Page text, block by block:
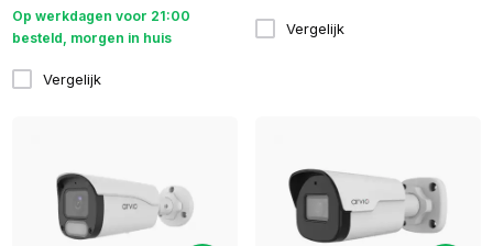
Op werkdagen voor 21:00
besteld, morgen in huis
Vergelijk
Vergelijk